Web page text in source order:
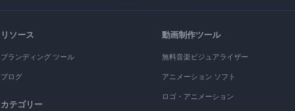
リソース
ブランディング ツール
ブログ
カテゴリー
動画制作ツール
無料音楽ビジュアライザー
アニメーション ソフト
ロゴ・アニメーション